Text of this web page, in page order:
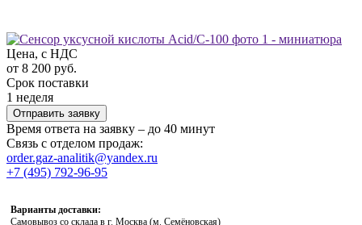
Цена, с НДС
от 8 200 руб.
Срок поставки
1 неделя
Отправить заявку
Время ответа на заявку – до 40 минут
Связь с отделом продаж:
order.gaz-analitik@yandex.ru
+7 (495) 792-96-95
Варианты доставки:
Самовывоз со склада в г. Москва (м. Семёновская)